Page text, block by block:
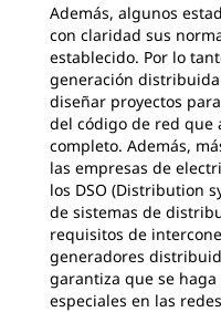
Además, algunos
con claridad sus
establecido. Por lo
generación
diseñar proyectos
del código de red que
completo. Además,
las empresas de
los DSO (Distribution
de sistemas de
requisitos de
generadores
garantiza que se
especiales en las